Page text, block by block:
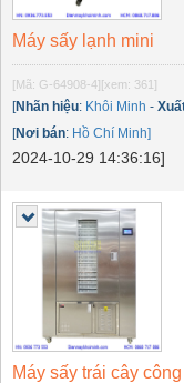
Máy sấy lạnh mini
[Mã: G-64908-4][xem: 361]
[Nhãn hiệu: Khôi Minh -
[Nơi bán: Hồ Chí Minh]
2024-10-29 14:36:16]
Máy sấy trái cây